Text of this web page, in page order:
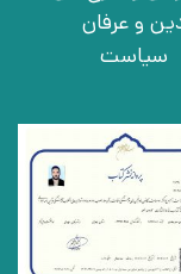
و عرفان
سیاست